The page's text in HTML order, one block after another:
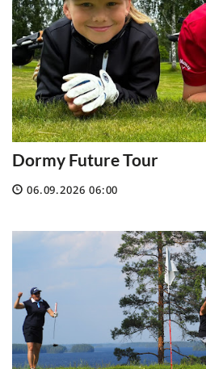
Dormy Future Tour
06.09.2026 06:00